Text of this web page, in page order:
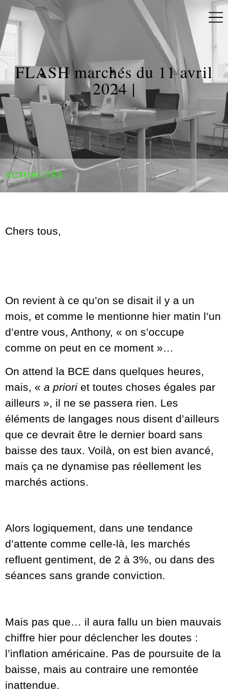
FLASH marchés du 11 avril
2024 |
ACTUALITÉS
Chers tous,
On revient à ce qu’on se disait il y a un
mois, et comme le mentionne hier matin l’un
d’entre vous, Anthony, « on s’occupe
comme on peut en ce moment »…
On attend la BCE dans quelques heures,
mais, « a priori et toutes choses égales par
ailleurs », il ne se passera rien. Les
éléments de langages nous disent d’ailleurs
que ce devrait être le dernier board sans
baisse des taux. Voilà, on est bien avancé,
mais ça ne dynamise pas réellement les
marchés actions.
Alors logiquement, dans une tendance
d’attente comme celle-là, les marchés
refluent gentiment, de 2 à 3%, ou dans des
séances sans grande conviction.
Mais pas que… il aura fallu un bien mauvais
chiffre hier pour déclencher les doutes :
l’inflation américaine. Pas de poursuite de la
baisse, mais au contraire une remontée
inattendue.